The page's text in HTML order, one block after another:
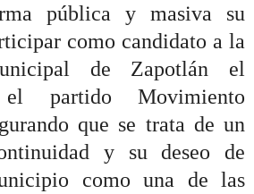
pública y masiva su
como candidato a la
de Zapotlán el
partido Movimiento
que se trata de un
y su deseo de
como una de las